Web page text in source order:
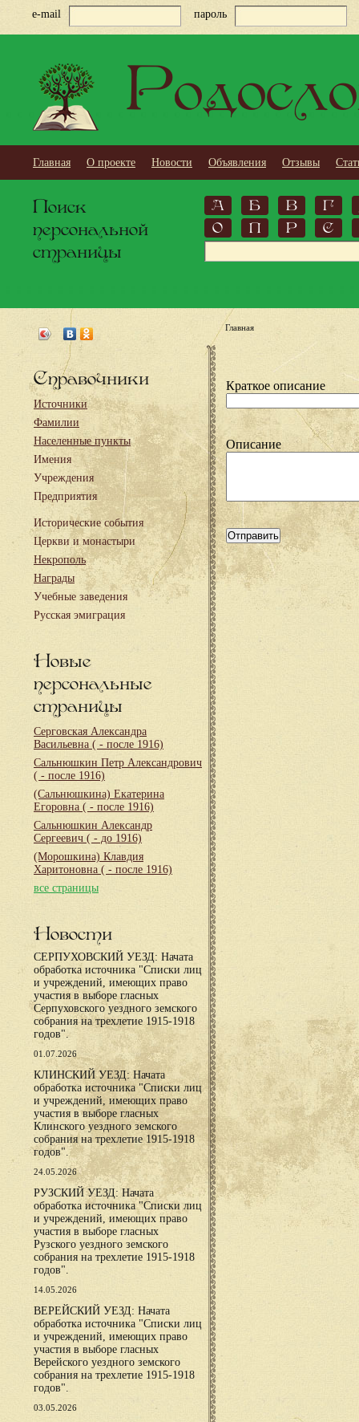
e-mail пароль
Главная О проекте Новости Объявления Отзывы
Поиск
персональной
страницы
А Б В
Г
О
П Р С
Справочники
Источники
Фамилии
Населенные пункты
Имения
Учреждения
Предприятия
Исторические события
Церкви и монастыри
Некрополь
Награды
Учебные заведения
Русская эмиграция
Новые
персональные
страницы
Серговская Александра
Васильевна ( - после 1916)
Сальнюшкин Петр Александрович
( - после 1916)
(Сальнюшкина) Екатерина
Егоровна ( - после 1916)
Сальнюшкин Александр
Сергеевич ( - до 1916)
(Морошкина) Клавдия
Харитоновна ( - после 1916)
все страницы
Новости
СЕРПУХОВСКИЙ УЕЗД: Начата
обработка источника "Списки лиц
и учреждений, имеющих право
участия в выборе гласных
Серпуховского уездного земского
собрания на трехлетие 1915-1918
годов".
01.07.2026
КЛИНСКИЙ УЕЗД: Начата
обработка источника "Списки лиц
и учреждений, имеющих право
участия в выборе гласных
Клинского уездного земского
собрания на трехлетие 1915-1918
годов".
24.05.2026
РУЗСКИЙ УЕЗД: Начата
обработка источника "Списки лиц
и учреждений, имеющих право
участия в выборе гласных
Рузского уездного земского
собрания на трехлетие 1915-1918
годов".
14.05.2026
ВЕРЕЙСКИЙ УЕЗД: Начата
обработка источника "Списки лиц
и учреждений, имеющих право
участия в выборе гласных
Верейского уездного земского
собрания на трехлетие 1915-1918
годов".
03.05.2026
Главная
Краткое описание
Описание